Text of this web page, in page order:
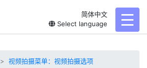
简体中文
Select language
视频拍摄菜单：视频拍摄选项